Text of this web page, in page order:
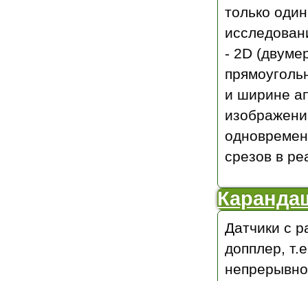
только
- 2D
и ширине
срезов в
Датчики с
допплер,